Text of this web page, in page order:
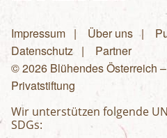
Fußzeilenmenü
Impressum Über uns
Datenschutz
Partner
© 2026 Blühendes Österreich
Privatstiftung
Wir unterstützen folgende
SDGs: